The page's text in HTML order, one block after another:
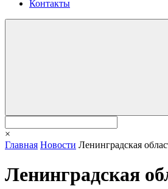
Контакты
×
Главная Новости Ленинградская
Ленинградская